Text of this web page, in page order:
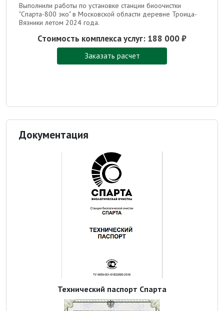
Выполнили работы по установке станции биоочистки
"Спарта-800 эко" в Московской области деревне Троица-
Вязники летом 2024 года.
Стоимость комплекса услуг: 188 000 ₽
Заказать расчет
Документация
Технический паспорт Спарта